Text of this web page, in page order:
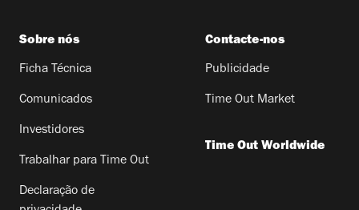
Sobre nós
Ficha Técnica
Comunicados
Investidores
Trabalhar para Time Out
Declaração de
Contacte-nos
Publicidade
Time Out Market
Time Out Worldwide